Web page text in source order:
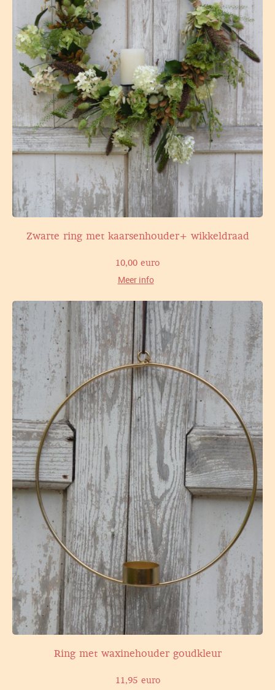
Zwarte ring met kaarsenhouder+ wikkeldraad
10,00 euro
Meer info
Ring met waxinehouder goudkleur
11,95 euro